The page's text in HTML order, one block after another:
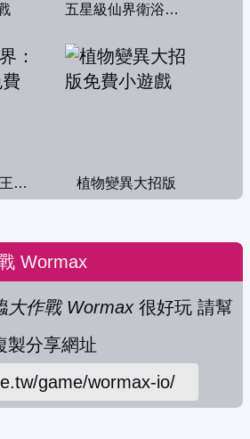
五星級仙界衛浴帝國
寶可夢世界：王者對決 植物變異大招版
Wormax
大作戰 Wormax很好玩 請幫
製分享網址